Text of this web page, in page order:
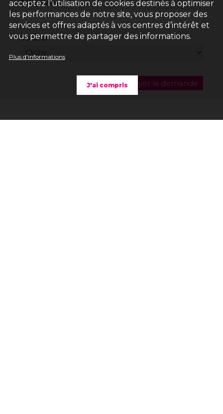
Téléphone
Secteur
acceptez l’utilisation de cookies destinés à optimiser
les performances de notre site, vous proposer des
services et offres adaptés à vos centres d’intérêt et
vous permettre de partager des informations.
Plus d'informations
J'ai compris